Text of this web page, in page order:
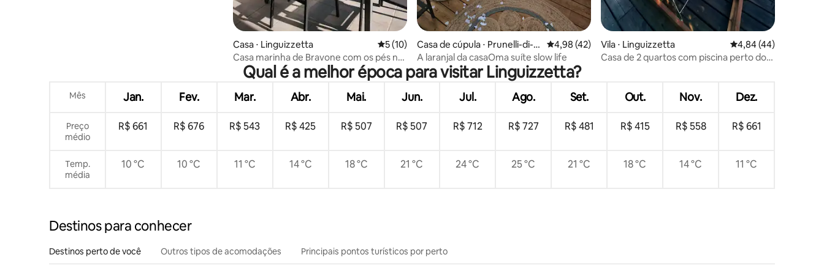
Casa ⋅ Linguizzetta 5 de uma avaliação média de 5, 10 avaliações
5 (10)
Casa marinha de Bravone com os pés na
água
Casa de cúpula ⋅ Prunelli-di-Fi
umorbo
4,98 de uma avaliação média de 5, 42 avaliações
4,98 (42)
A laranjal da casaOma suíte slow life
Vila ⋅ Linguizzetta 4,84 de uma
4,84 (44)
Casa de 2 quartos com piscina perto do
Qual é a melhor época para visitar Linguizzetta?
Mês Jan. Fev. Mar. Abr. Mai. Jun. Jul. Ago. Set. Out. Nov. Dez.
Preço
médio
R$ 661 R$ 676 R$ 543 R$ 425 R$ 507 R$ 507 R$ 712 R$ 727 R$ 481 R$ 415 R$ 558 R$ 661
Temp.
média
10 °C 10 °C 11 °C 14 °C 18 °C 21 °C 24 °C 25 °C 21 °C 18 °C 14 °C 11 °C
Destinos para conhecer
Destinos perto de você Outros tipos de acomodações Principais pontos turísticos por perto